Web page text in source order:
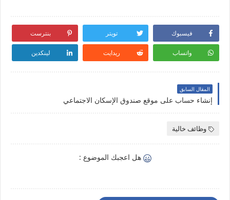
فيسبوك تويتر بنترست
واتساب ريدايت لينكدين
المقال السابق
إنشاء حساب على موقع صندوق الإسكان الاجتماعي
وظائف خالية
هل اعجبك الموضوع :